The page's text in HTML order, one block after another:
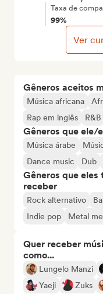
Gêneros aceitos
Música africana
Rap em inglês
R&B
Gêneros que ele/
Música árabe
Dance music
Dub
Gêneros que eles
receber
Rock alternativo
Indie pop
Metal
Quer receber
como...
Lungelo Manzi
Yaeji
Zuks
Taxa de
99%
Ver